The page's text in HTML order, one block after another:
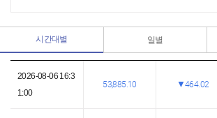
시간대별 일별
2026-08-06 16:3
1:00
53,885.10 464.02